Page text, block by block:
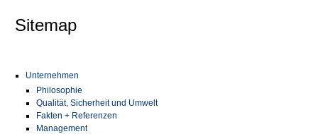
Sitemap
Unternehmen
Philosophie
Qualität, Sicherheit und Umwelt
Fakten + Referenzen
Management